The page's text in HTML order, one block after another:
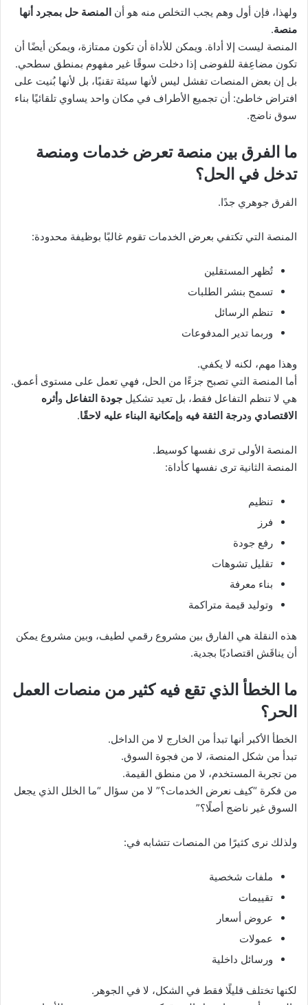
ولهذا، فإن أول وهم يجب التخلص منه هو أن المنصة حل بمجرد أنها
منصة.
المنصة ليست إلا أداة. ويمكن للأداة أن تكون ممتازة، ويمكن أيضًا أن
تكون مضاعِفة للفوضى إذا دخلت سوقًا غير مفهوم بمنطق سطحي.
بل إن بعض المنصات تفشل ليس لأنها سيئة تقنيًا، بل لأنها بُنيت على
افتراض خاطئ: أن تجميع الأطراف في مكان واحد يساوي تلقائيًا بناء
سوق ناضج.
ما الفرق بين منصة تعرض خدمات ومنصة
تدخل في الحل؟
الفرق جوهري جدًا.
المنصة التي تكتفي بعرض الخدمات تقوم غالبًا بوظيفة محدودة:
تُظهر المستقلين
تسمح بنشر الطلبات
تنظم الرسائل
وربما تدير المدفوعات
وهذا مهم، لكنه لا يكفي.
أما المنصة التي تصبح جزءًا من الحل، فهي تعمل على مستوى أعمق.
هي لا تنظم التفاعل فقط، بل تعيد تشكيل جودة التفاعل وأثره
الاقتصادي ودرجة الثقة فيه وإمكانية البناء عليه لاحقًا.
المنصة الأولى ترى نفسها كوسيط.
المنصة الثانية ترى نفسها كأداة:
تنظيم
فرز
رفع جودة
تقليل تشوهات
بناء معرفة
وتوليد قيمة متراكمة
هذه النقلة هي الفارق بين مشروع رقمي لطيف، وبين مشروع يمكن
أن يناقَش اقتصاديًا بجدية.
ما الخطأ الذي تقع فيه كثير من منصات العمل
الحر؟
الخطأ الأكبر أنها تبدأ من الخارج لا من الداخل.
تبدأ من شكل المنصة، لا من فجوة السوق.
من تجربة المستخدم، لا من منطق القيمة.
من فكرة “كيف نعرض الخدمات؟” لا من سؤال “ما الخلل الذي يجعل
السوق غير ناضج أصلًا؟”
ولذلك نرى كثيرًا من المنصات تتشابه في:
ملفات شخصية
تقييمات
عروض أسعار
عمولات
ورسائل داخلية
لكنها تختلف قليلًا فقط في الشكل، لا في الجوهر.